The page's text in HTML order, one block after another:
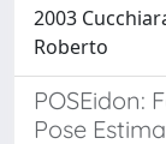
2003
Roberto
POSEidon:
Pose